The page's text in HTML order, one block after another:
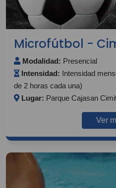
Microfútbol -
Modalidad: Presencial
Intensidad: Intensidad
de 2 horas cada una)
Lugar: Parque Cajasan
Ver